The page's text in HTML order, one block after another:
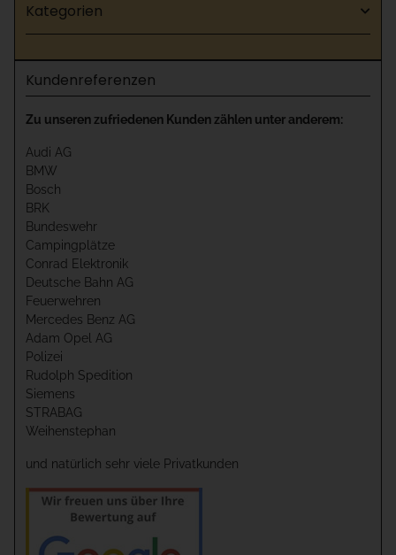
Kategorien
Kundenreferenzen
Zu unseren zufriedenen Kunden zählen unter anderem:
Audi AG
BMW
Bosch
BRK
Bundeswehr
Campingplätze
Conrad Elektronik
Deutsche Bahn AG
Feuerwehren
Mercedes Benz AG
Adam Opel AG
Polizei
Rudolph Spedition
Siemens
STRABAG
Weihenstephan
und natürlich sehr viele Privatkunden